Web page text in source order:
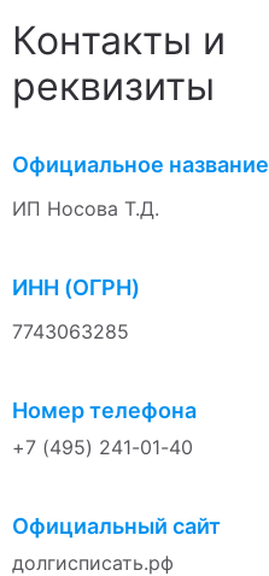
Контакты и
реквизиты
Официальное название
ИП Носова Т.Д.
ИНН (ОГРН)
7743063285
Номер телефона
+7 (495) 241-01-40
Официальный сайт
долгисписать.рф